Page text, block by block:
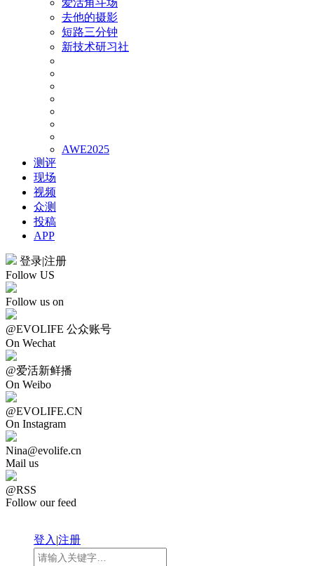
爱活角斗场
去他的摄影
短路三分钟
新技术研习社
AWE2025
测评
现场
视频
众测
投稿
APP
登录|注册
Follow US
Follow us on
@EVOLIFE 公众账号
On Wechat
@爱活新鲜播
On Weibo
@EVOLIFE.CN
On Instagram
Nina@evolife.cn
Mail us
@RSS
Follow our feed
登入|注册